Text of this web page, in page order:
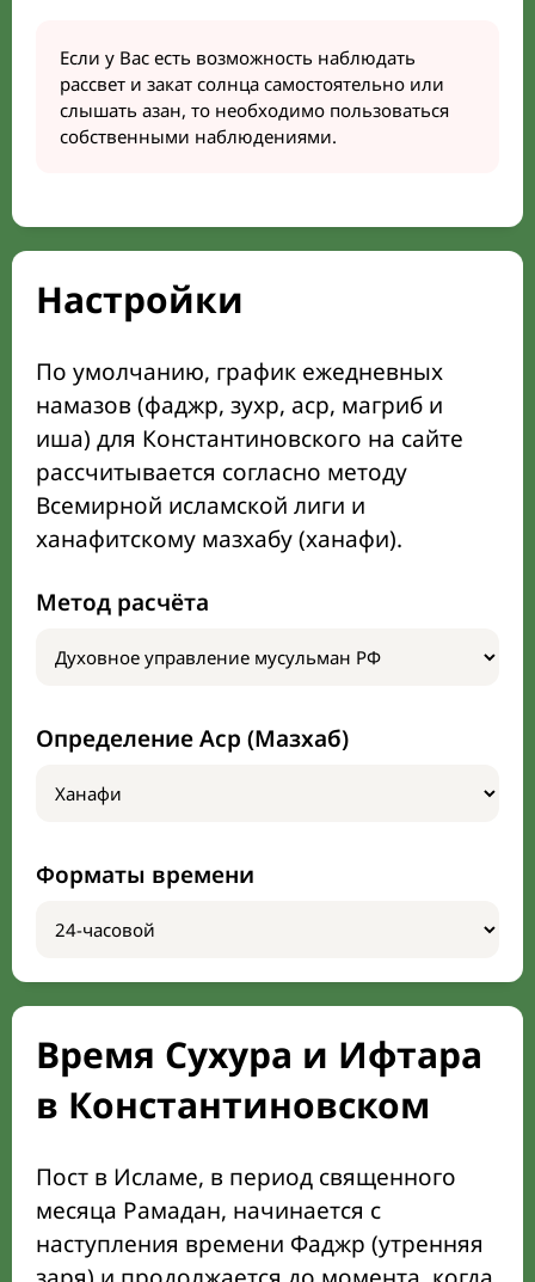
Если у Вас есть возможность наблюдать
рассвет и закат солнца самостоятельно или
слышать азан, то необходимо пользоваться
собственными наблюдениями.
Настройки
По умолчанию, график ежедневных
намазов (фаджр, зухр, аср, магриб и
иша) для Константиновского на сайте
рассчитывается согласно методу
Всемирной исламской лиги и
ханафитскому мазхабу (ханафи).
Метод расчёта
Определение Аср (Мазхаб)
Форматы времени
Время Сухура и Ифтара
в Константиновском
Пост в Исламе, в период священного
месяца Рамадан, начинается с
наступления времени Фаджр (утренняя